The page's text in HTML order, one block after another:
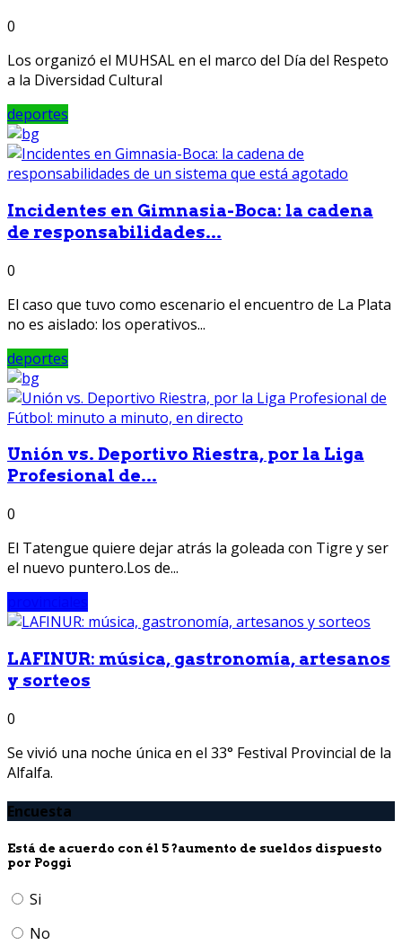
0
Los organizó el MUHSAL en el marco del Día del Respeto
a la Diversidad Cultural
deportes
Incidentes en Gimnasia-Boca: la cadena
de responsabilidades...
0
El caso que tuvo como escenario el encuentro de La Plata
no es aislado: los operativos...
deportes
Unión vs. Deportivo Riestra, por la Liga
Profesional de...
0
El Tatengue quiere dejar atrás la goleada con Tigre y ser
el nuevo puntero.Los de...
LAFINUR: música, gastronomía, artesanos
y sorteos
0
Se vivió una noche única en el 33° Festival Provincial de la
Alfalfa.
Encuesta
Está de acuerdo con él 5 ?aumento de sueldos dispuesto
por Poggi
Si
No